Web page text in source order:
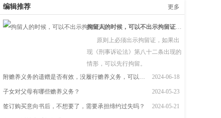
编辑推荐 更多
拘留人的时候，可以不出示拘留证吗？
原则上必须出示拘留证，如果出
现《刑事诉讼法》第八十二条出现的
情形，可以先行拘留。
附赡养义务的遗赠是否有效，没履行赡养义务，可以继承吗？
2024-06-18
子女对父母有哪些赡养义务？ 2024-05-23
签订购买意向书后，不想要了，需要承担缔约过失吗？ 2024-05-21